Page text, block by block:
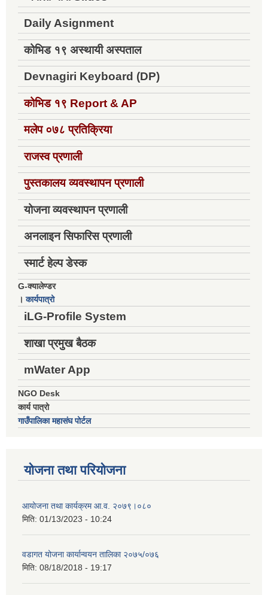
Daily Asignment
कोभिड १९ अस्थायी अस्पताल
Devnagiri Keyboard (DP)
कोभिड १९ Report & AP
मलेप ०७८ प्रतिक्रिया
राजस्व प्रणाली
पुस्तकालय व्यवस्थापन प्रणाली
योजना व्यवस्थापन प्रणाली
अनलाइन सिफारिस प्रणाली
स्मार्ट हेल्प डेस्क
G-क्यालेण्डर
।कार्यपात्रो
iLG-Profile System
शाखा प्रमुख बैठक
mWater App
NGO Desk
कार्य पात्रो
गाउँपालिका महासंघ पोर्टल
योजना तथा परियोजना
आयोजना तथा कार्यक्रम आ.व. २०७९।०८०
मिति: 01/13/2023 - 10:24
वडागत योजना कार्यान्वयन तालिका २०७५/०७६
मिति: 08/18/2018 - 19:17